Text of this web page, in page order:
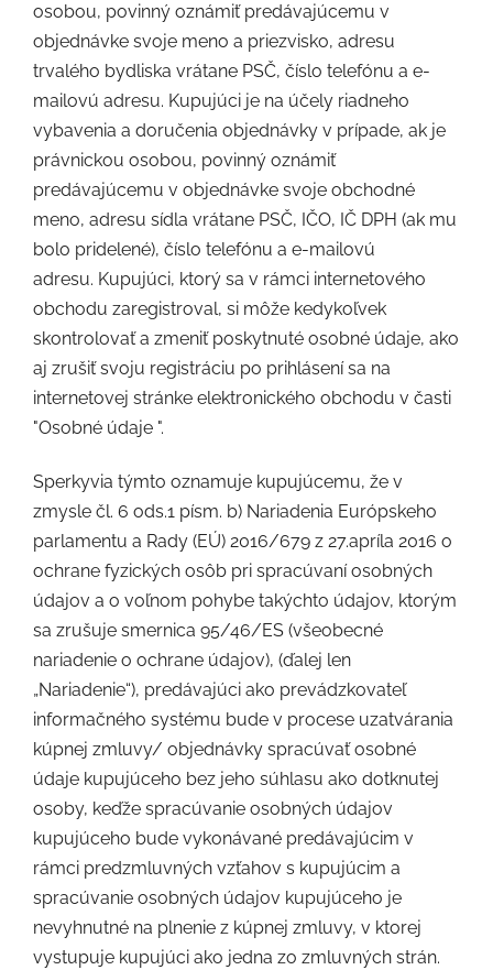
osobou, povinný oznámiť predávajúcemu v
objednávke svoje meno a priezvisko, adresu
trvalého bydliska vrátane PSČ, číslo telefónu a e-
mailovú adresu. Kupujúci je na účely riadneho
vybavenia a doručenia objednávky v prípade, ak je
právnickou osobou, povinný oznámiť
predávajúcemu v objednávke svoje obchodné
meno, adresu sídla vrátane PSČ, IČO, IČ DPH (ak mu
bolo pridelené), číslo telefónu a e-mailovú
adresu. Kupujúci, ktorý sa v rámci internetového
obchodu zaregistroval, si môže kedykoľvek
skontrolovať a zmeniť poskytnuté osobné údaje, ako
aj zrušiť svoju registráciu po prihlásení sa na
internetovej stránke elektronického obchodu v časti
"Osobné údaje ".
Sperkyvia týmto oznamuje kupujúcemu, že v
zmysle čl. 6 ods.1 písm. b) Nariadenia Európskeho
parlamentu a Rady (EÚ) 2016/679 z 27.apríla 2016 o
ochrane fyzických osôb pri spracúvaní osobných
údajov a o voľnom pohybe takýchto údajov, ktorým
sa zrušuje smernica 95/46/ES (všeobecné
nariadenie o ochrane údajov), (ďalej len
„Nariadenie“), predávajúci ako prevádzkovateľ
informačného systému bude v procese uzatvárania
kúpnej zmluvy/ objednávky spracúvať osobné
údaje kupujúceho bez jeho súhlasu ako dotknutej
osoby, keďže spracúvanie osobných údajov
kupujúceho bude vykonávané predávajúcim v
rámci predzmluvných vzťahov s kupujúcim a
spracúvanie osobných údajov kupujúceho je
nevyhnutné na plnenie z kúpnej zmluvy, v ktorej
vystupuje kupujúci ako jedna zo zmluvných strán.